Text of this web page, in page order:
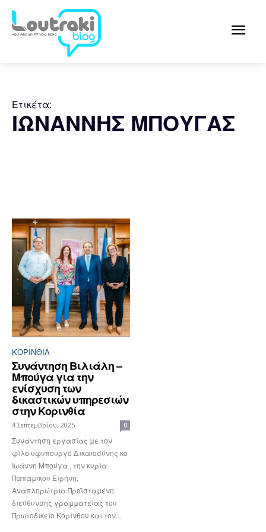
Ετικέτα:
ΙΩΝΑΝΝΗΣ ΜΠΟΥΓΑΣ
ΚΟΡΙΝΘΊΑ
Συνάντηση Βιλιάλη –
Μπούγα για την
ενίσχυση των
δικαστικών υπηρεσιών
στην Κορινθία
4 Σεπτεμβρίου, 2025 0
Συνάντηση εργασίας με τον
φίλο υφυπουργό Δικαιοσύνης κο
Ιωάννη Μπούγα , την κυρία
Παπαμίκου Ειρήνη,
Αναπληρώτρια Προϊσταμένη
διεύθυνσης γραμματείας του
Πρωτοδικείο Κορίνθου και τον...